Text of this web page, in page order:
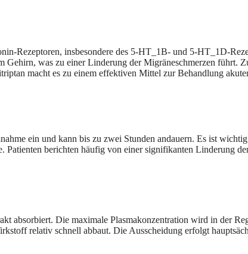
Rezeptoren, insbesondere des 5-HT_1B- und 5-HT_1D-
was zu einer Linderung der Migräneschmerzen führt.
macht es zu einem effektiven Mittel zur Behandlung
ein und kann bis zu zwei Stunden andauern. Es ist
berichten häufig von einer signifikanten Linderung
absorbiert. Die maximale Plasmakonzentration wird in der
relativ schnell abbaut. Die Ausscheidung erfolgt